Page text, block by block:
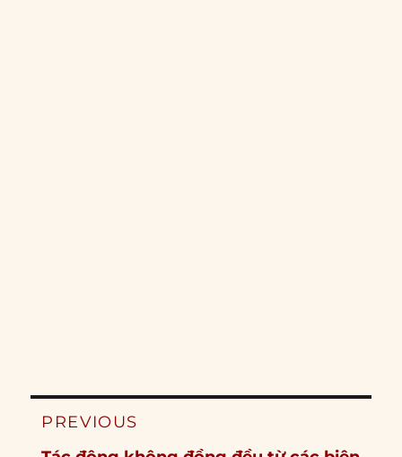
Post
PREVIOUS